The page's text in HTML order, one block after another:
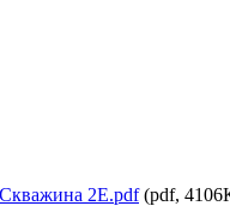
Скважина 2Е.pdf(pdf,